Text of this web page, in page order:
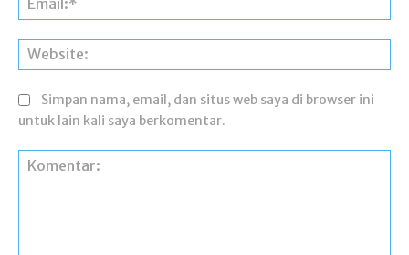
Simpan nama, email, dan situs web saya di browser ini
untuk lain kali saya berkomentar.